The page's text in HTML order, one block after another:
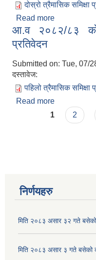
दोस्रो त्रैमासिक समिक्षा
Read more
प्रतिवेदन
आ.व २०८२/८३ को
प्रतिवेदन
Submitted on: Tue, 07/
दस्तावेज:
पहिलो त्रैमासिक समिक्षा
Read more
प्रतिवेदन
Pages
1 2
निर्णयहरु
मिति २०८३ असार ३२ गते बसेको
मिति २०८३ असार ३ गते बसेको